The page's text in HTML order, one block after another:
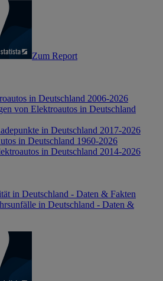
Zum Report
in Deutschland 2006-2026
von Elektroautos in Deutschland
in Deutschland 2017-2026
in Deutschland 1960-2026
in Deutschland 2014-2026
in Deutschland - Daten & Fakten
in Deutschland - Daten &